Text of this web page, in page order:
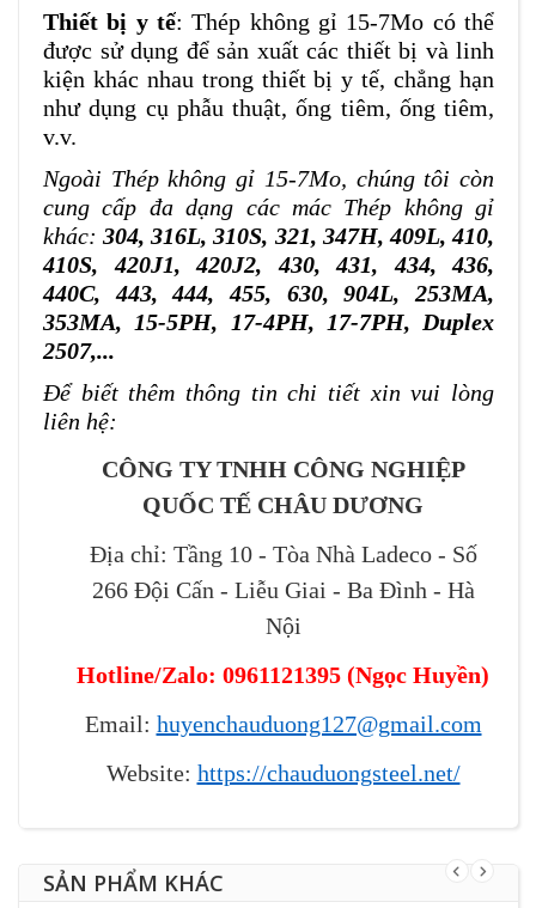
Thiết bị y tế: Thép không gỉ 15-7Mo có thể
được sử dụng để sản xuất các thiết bị và linh
kiện khác nhau trong thiết bị y tế, chẳng hạn
như dụng cụ phẫu thuật, ống tiêm, ống tiêm,
v.v.
Ngoài Thép không gỉ 15-7Mo, chúng tôi còn
cung cấp đa dạng các mác Thép không gỉ
khác:304, 316L, 310S, 321, 347H, 409L, 410,
410S, 420J1, 420J2, 430, 431, 434, 436,
440C, 443, 444, 455, 630, 904L, 253MA,
353MA, 15-5PH, 17-4PH, 17-7PH, Duplex
2507,...
Để biết thêm thông tin chi tiết xin vui lòng
liên hệ:
CÔNG TY TNHH CÔNG NGHIỆP
QUỐC TẾ CHÂU DƯƠNG
Địa chỉ: Tầng 10 - Tòa Nhà Ladeco - Số
266 Đội Cấn - Liễu Giai - Ba Đình - Hà
Nội
Hotline/Zalo: 0961121395 (Ngọc Huyền)
Email: huyenchauduong127@gmail.com
Website: https://chauduongsteel.net/
SẢN PHẨM KHÁC